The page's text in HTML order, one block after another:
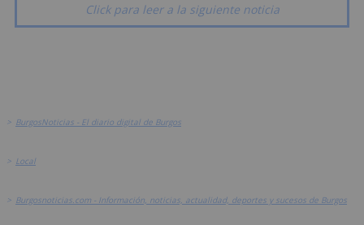
Click para leer a la siguiente noticia
> BurgosNoticias - El diario digital de Burgos
> Local
> Burgosnoticias.com - Información, noticias, actualidad, deportes y sucesos de Burgos